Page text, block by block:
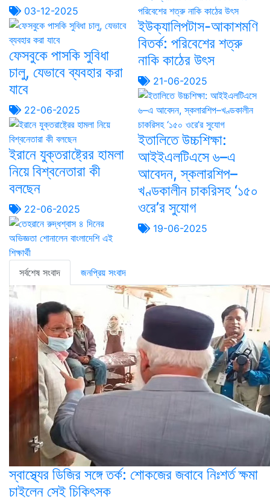
03-12-2025
ফেসবুকে পাসকি সুবিধা
চালু, যেভাবে ব্যবহার করা
যাবে
22-06-2025
ইরানে যুক্তরাষ্ট্রের হামলা
নিয়ে বিশ্বনেতারা কী
বলছেন
22-06-2025
ইউক্যালিপটাস-আকাশমণি
বিতর্ক: পরিবেশের শত্রু
নাকি কাঠের উৎস
21-06-2025
ইতালিতে উচ্চশিক্ষা:
আইইএলটিএসে ৬–এ
আবেদন, স্কলারশিপ–
খণ্ডকালীন চাকরিসহ ‘১৫০
ওরে’র সুযোগ
19-06-2025
সর্বশেষ সংবাদ জনপ্রিয় সংবাদ
স্বাস্থ্যের ডিজির সঙ্গে তর্ক: শোকজের জবাবে নিঃশর্ত ক্ষমা
চাইলেন সেই চিকিৎসক